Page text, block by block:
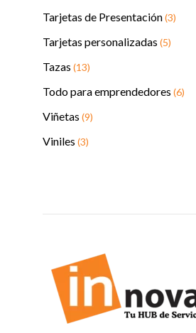
Tarjetas de Presentación(3)
Tarjetas personalizadas (5)
Tazas (13)
Todo para emprendedores (6)
Viñetas (9)
Viniles (3)